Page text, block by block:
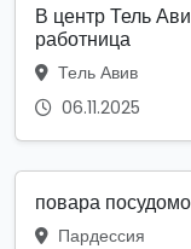
В центр Тель
работница
Тель Авив
06.11.2025
повара
Пардессия